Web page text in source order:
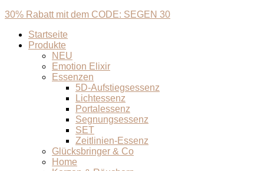
30% Rabatt mit dem CODE: SEGEN 30
Startseite
Produkte
NEU
Emotion Elixir
Essenzen
5D-Aufstiegsessenz
Lichtessenz
Portalessenz
Segnungsessenz
SET
Zeitlinien-Essenz
Glücksbringer & Co
Home